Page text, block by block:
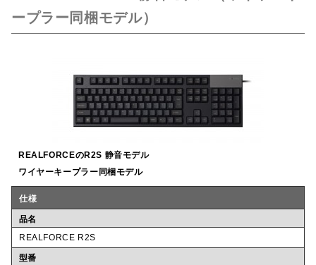
e
b
te
r
n
a
l
ープラー同梱モデル）
REALFORCEのR2S 静音モデル
ワイヤーキープラー同梱モデル
仕様
品名
REALFORCE R2S
型番